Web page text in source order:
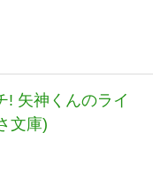
! 矢神くんのライ
文庫)